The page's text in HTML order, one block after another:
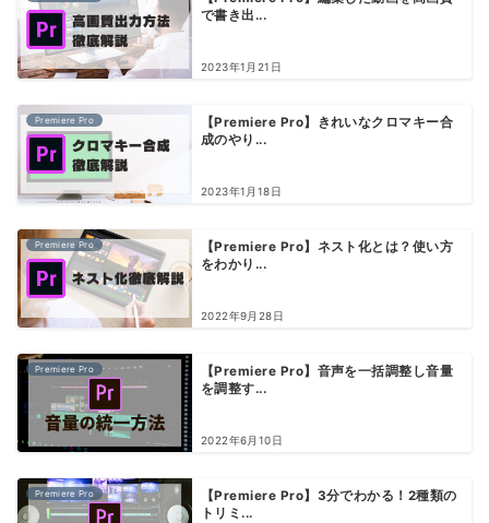
で書き出...
2023年1月21日
Premiere Pro
【Premiere Pro】きれいなクロマキー合
成のやり...
2023年1月18日
Premiere Pro
【Premiere Pro】ネスト化とは？使い方
をわかり...
2022年9月28日
Premiere Pro
【Premiere Pro】音声を一括調整し音量
を調整す...
2022年6月10日
Premiere Pro
【Premiere Pro】3分でわかる！2種類の
トリミ...